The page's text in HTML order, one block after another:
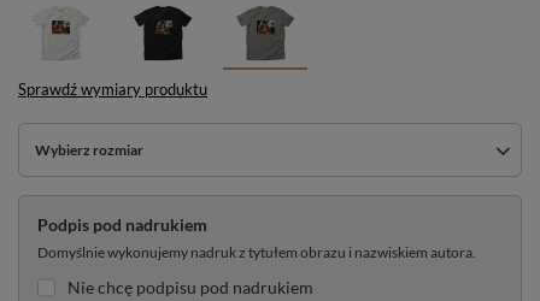
Sprawdź wymiary produktu
Wybierz rozmiar
Podpis pod nadrukiem
Domyślnie wykonujemy nadruk z tytułem obrazu i nazwiskiem autora.
Nie chcę podpisu pod nadrukiem